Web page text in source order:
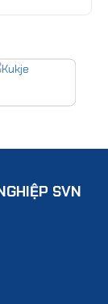
SVN